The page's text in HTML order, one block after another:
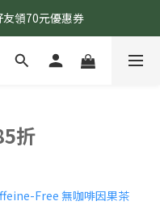
領70元優惠券
領70元優惠券
冷水瓶 (贈完為止)
折